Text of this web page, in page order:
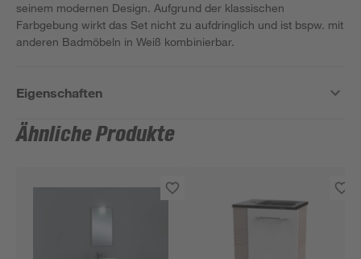
seinem modernen Design. Aufgrund der klassischen
Farbgebung wirkt das Set nicht zu aufdringlich und ist bspw. mit
anderen Badmöbeln in Weiß kombinierbar.
Eigenschaften
Ähnliche Produkte